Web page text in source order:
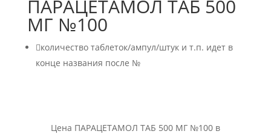
ПАРАЦЕТАМОЛ ТАБ 500
МГ №100
количество таблеток/ампул/штук и т.п. идет в
конце названия после №
Цена ПАРАЦЕТАМОЛ ТАБ 500 МГ №100 в